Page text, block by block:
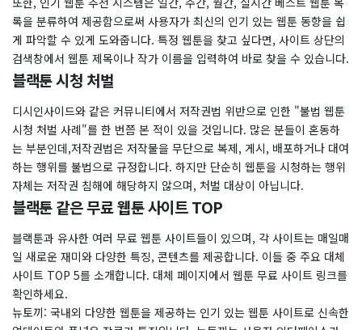
록을 분류하여 제공함으로써 사용자가 최신의 인기 있는 웹툰 동향을 쉽
게 파악할 수 있게 도와줍니다. 특정 웹툰을 찾고 싶다면, 사이트 상단의
검색창에서 웹툰 제목이나 작가 이름을 입력하여 바로 찾을 수 있습니다.
블랙툰 시청 처벌
디시인사이드와 같은 커뮤니티에서 저작권법 위반으로 인한 "불법 웹툰
시청 처벌 사례"를 한 번쯤 본 적이 있을 것입니다. 많은 분들이 혼동하
는 부분인데,저작권법은 저작물을 무단으로 복제, 게시, 배포하거나 대여
하는 행위를 불법으로 규정합니다. 하지만 단순히 웹툰을 시청하는 행위
자체는 저작권 침해에 해당하지 않으며, 처벌 대상이 아닙니다.
블랙툰 같은 무료 웹툰 사이트 TOP
블랙툰과 유사한 여러 무료 웹툰 사이트들이 있으며, 각 사이트는 매일매
일 새로운 재미와 다양한 특징, 콘텐츠를 제공합니다. 이들 중 주요 대체
사이트 TOP 5를 소개합니다. 대체 페이지에서 웹툰 무료 사이트 링크를
확인하세요.
뉴토끼: 국내외 다양한 웹툰을 제공하는 인기 있는 웹툰 사이트로 신속한